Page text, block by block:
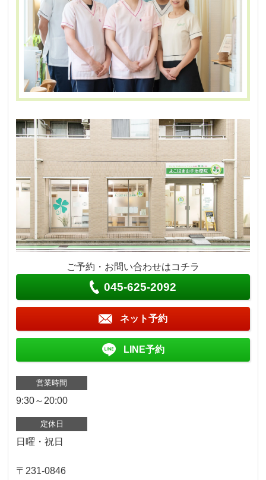
ご予約・お問い合わせはコチラ
045-625-2092
ネット予約
LINE予約
営業時間
9:30～20:00
定休日
日曜・祝日
〒231-0846